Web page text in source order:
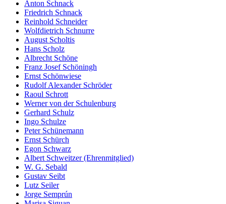
Anton Schnack
Friedrich Schnack
Reinhold Schneider
Wolfdietrich Schnurre
August Scholtis
Hans Scholz
Albrecht Schöne
Franz Josef Schöningh
Ernst Schönwiese
Rudolf Alexander Schröder
Raoul Schrott
Werner von der Schulenburg
Gerhard Schulz
Ingo Schulze
Peter Schünemann
Ernst Schürch
Egon Schwarz
Albert Schweitzer (Ehrenmitglied)
W. G. Sebald
Gustav Seibt
Lutz Seiler
Jorge Semprún